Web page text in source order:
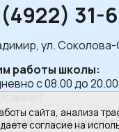
сайта, анализа
согласие на
31-
ул.
работы школы:
с 08.00 до
работы